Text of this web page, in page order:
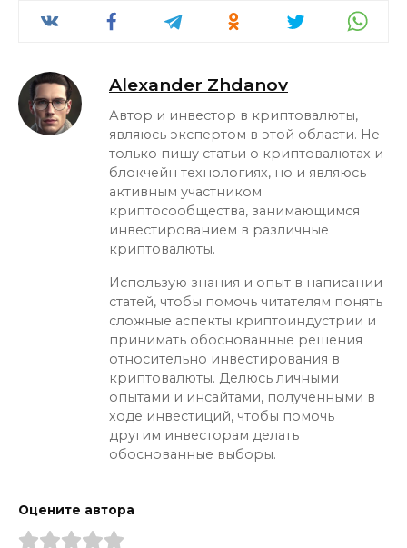
Alexander Zhdanov
Автор и инвестор в криптовалюты,
являюсь экспертом в этой области. Не
только пишу статьи о криптовалютах и
блокчейн технологиях, но и являюсь
активным участником
криптосообщества, занимающимся
инвестированием в различные
криптовалюты.
Использую знания и опыт в написании
статей, чтобы помочь читателям понять
сложные аспекты криптоиндустрии и
принимать обоснованные решения
относительно инвестирования в
криптовалюты. Делюсь личными
опытами и инсайтами, полученными в
ходе инвестиций, чтобы помочь
другим инвесторам делать
обоснованные выборы.
Оцените автора